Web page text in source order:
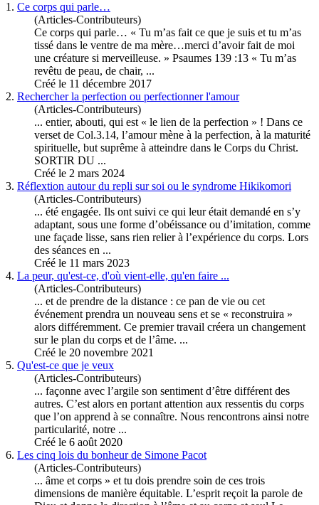
1. Ce corps qui parle…
(Articles-Contributeurs)
Ce corps qui parle… « Tu m’as fait ce que je suis et tu m’as
tissé dans le ventre de ma mère…merci d’avoir fait de moi
une créature si merveilleuse. » Psaumes 139 :13 « Tu m’as
revêtu de peau, de chair, ...
Créé le 11 décembre 2017
2. Rechercher la perfection ou perfectionner l'amour
(Articles-Contributeurs)
... entier, abouti, qui est « le lien de la perfection » ! Dans ce
verset de Col.3.14, l’amour mène à la perfection, à la maturité
spirituelle, but suprême à atteindre dans le Corps du Christ.
SORTIR DU ...
Créé le 2 mars 2024
3. Réflextion autour du repli sur soi ou le syndrome Hikikomori
(Articles-Contributeurs)
... été engagée. Ils ont suivi ce qui leur était demandé en s’y
adaptant, sous une forme d’obéissance ou d’imitation, comme
une façade lisse, sans rien relier à l’expérience du corps. Lors
des séances en ...
Créé le 11 mars 2023
4. La peur, qu'est-ce, d'où vient-elle, qu'en faire ...
(Articles-Contributeurs)
... et de prendre de la distance : ce pan de vie ou cet
événement prendra un nouveau sens et se « reconstruira »
alors différemment. Ce premier travail créera un changement
sur le plan du corps et de l’âme. ...
Créé le 20 novembre 2021
5. Qu'est-ce que je veux
(Articles-Contributeurs)
... façonne avec l’argile son sentiment d’être différent des
autres. C’est alors en portant attention aux ressentis du corps
que l’on apprend à se connaître. Nous rencontrons ainsi notre
particularité, notre ...
Créé le 6 août 2020
6. Les cinq lois du bonheur de Simone Pacot
(Articles-Contributeurs)
... âme et corps » et tu dois prendre soin de ces trois
dimensions de manière équitable. L’esprit reçoit la parole de